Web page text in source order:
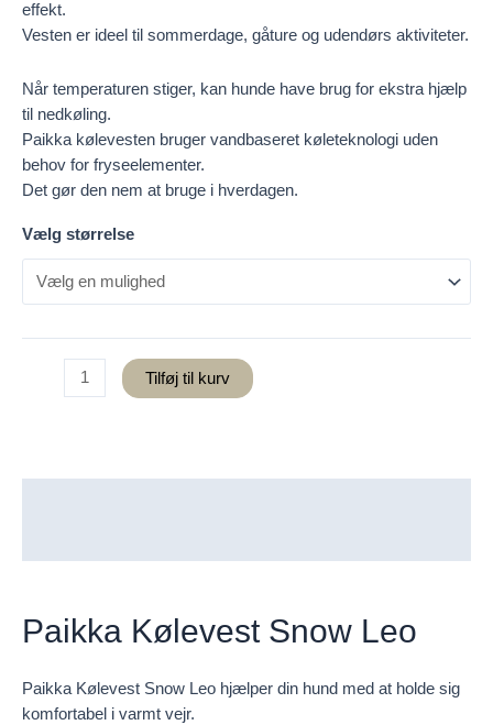
effekt.
Vesten er ideel til sommerdage, gåture og udendørs aktiviteter.
Når temperaturen stiger, kan hunde have brug for ekstra hjælp
til nedkøling.
Paikka kølevesten bruger vandbaseret køleteknologi uden
behov for fryseelementer.
Det gør den nem at bruge i hverdagen.
Vælg størrelse
kølevest
Tilføj til kurv
Paikka Kølevest Snow Leo
Paikka Kølevest Snow Leo hjælper din hund med at holde sig
komfortabel i varmt vejr.